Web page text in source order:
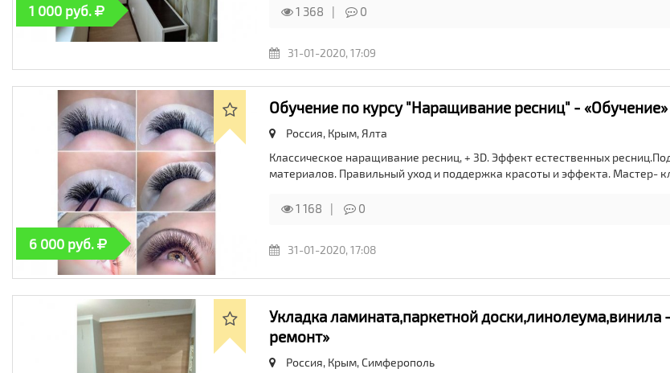
1 000 руб. 1 368 0
31-01-2020, 17:09
6 000 руб.
Обучение по курсу "Наращивание ресниц" - «Обучение»
Россия, Крым, Ялта
Классическое наращивание ресниц, + 3D. Эффект естественных
материалов. Правильный уход и поддержка красоты и эффекта. Мастер-
1 168 0
31-01-2020, 17:08
Укладка ламината,паркетной доски,линолеума,винила
ремонт»
Россия, Крым,Симферополь